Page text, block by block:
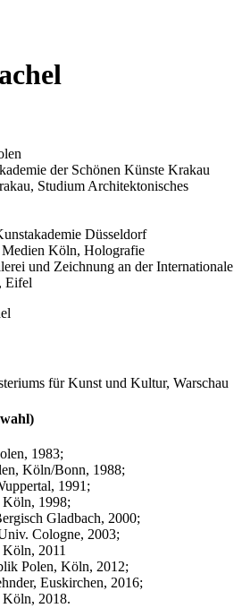
der Schönen Künste Krakau
Studium Architektonisches
Düsseldorf
Köln, Holografie
und Zeichnung an der Internationale
Eifel
für Kunst und Kultur, Warschau
1983;
Köln/Bonn, 1988;
1991;
1998;
Gladbach, 2000;
Cologne, 2003;
2011
Polen, Köln, 2012;
Euskirchen, 2016;
2018.